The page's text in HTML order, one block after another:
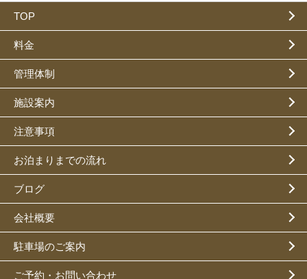
TOP
料金
管理体制
施設案内
注意事項
お泊まりまでの流れ
ブログ
会社概要
駐車場のご案内
ご予約・お問い合わせ